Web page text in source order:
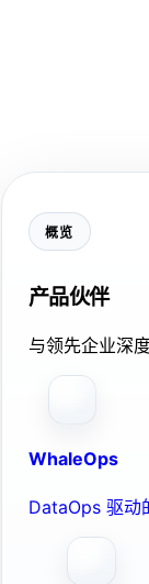
概览
产品伙伴
与领先企业深
WhaleOps
DataOps 驱动